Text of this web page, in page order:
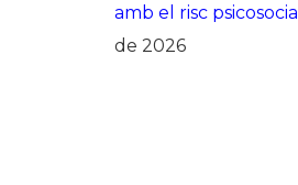
amb el risc psicosocial
de 2026